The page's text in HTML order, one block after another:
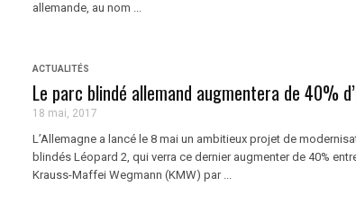
allemande, au nom ...
ACTUALITÉS
Le parc blindé allemand augmentera de 40%
18 mai, 2017
L’Allemagne a lancé le 8 mai un ambitieux projet de
blindés Léopard 2, qui verra ce dernier augmenter de 40%
Krauss-Maffei Wegmann (KMW) par ...